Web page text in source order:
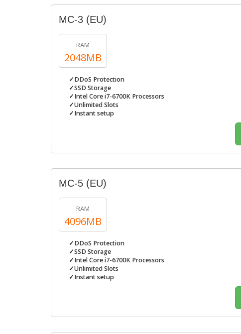
MC-3 (EU)
RAM
2048MB
✓DDoS Protection
✓SSD Storage
✓Intel Core i7-6700K Processors
✓Unlimited Slots
✓Instant setup
MC-5 (EU)
RAM
4096MB
✓DDoS Protection
✓SSD Storage
✓Intel Core i7-6700K Processors
✓Unlimited Slots
✓Instant setup